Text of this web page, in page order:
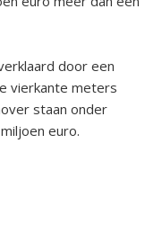
door een
vierkante meters
staan onder
euro.